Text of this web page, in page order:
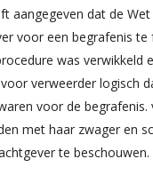
aangegeven dat de
voor een begrafenis
was verwikkeld
verweerder logisch
voor de
met haar zwager en
te beschouwen.